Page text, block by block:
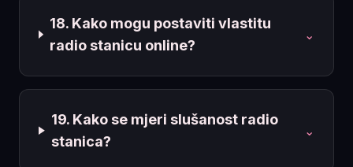
18. Kako mogu postaviti vlastitu
radio stanicu online?
⌄
19. Kako se mjeri slušanost radio
stanica?
⌄